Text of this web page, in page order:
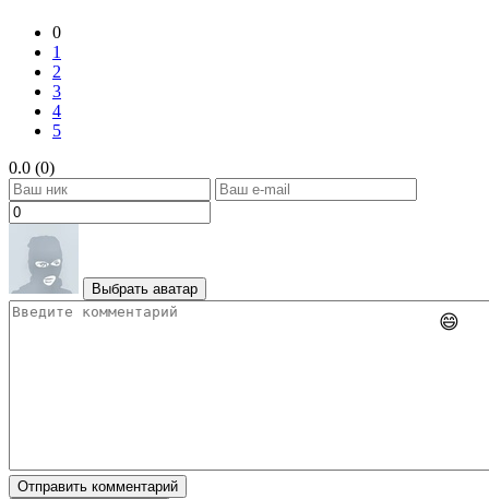
0
1
2
3
4
5
0.0 (0)
Выбрать аватар
😄
Отправить комментарий